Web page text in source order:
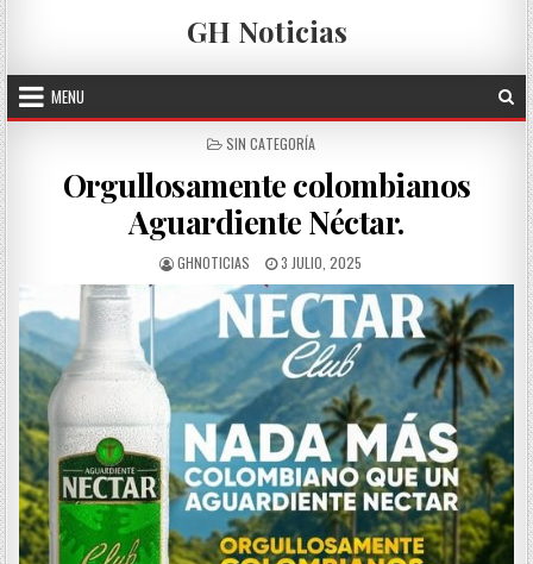
GH Noticias
MENU
POSTED
SIN CATEGORÍA
Orgullosamente colombianos
Aguardiente Néctar.
AUTHOR:
GHNOTICIAS
PUBLISHED
DATE:
3 JULIO, 2025